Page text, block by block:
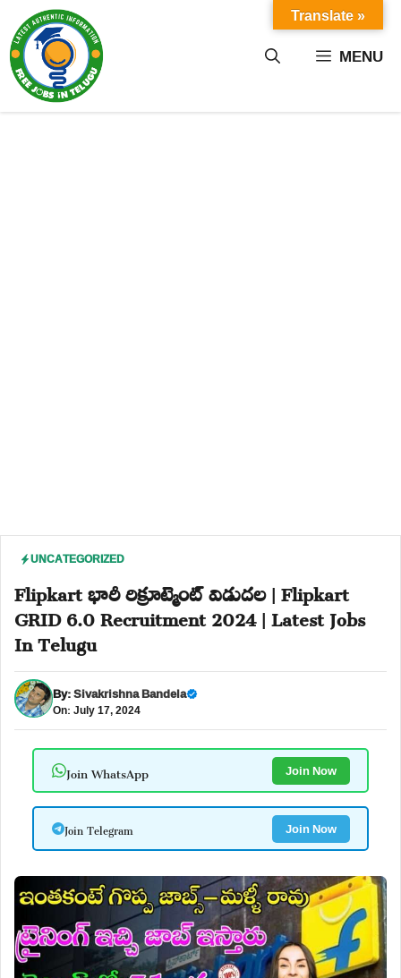
content MENU
UNCATEGORIZED
Flipkart భారీ రిక్రూట్మెంట్ విడుదల | Flipkart
GRID 6.0 Recruitment 2024 | Latest Jobs
In Telugu
By:Sivakrishna Bandela
On: July 17, 2024
Join WhatsApp Join Now
Join Telegram Join Now
Translate »